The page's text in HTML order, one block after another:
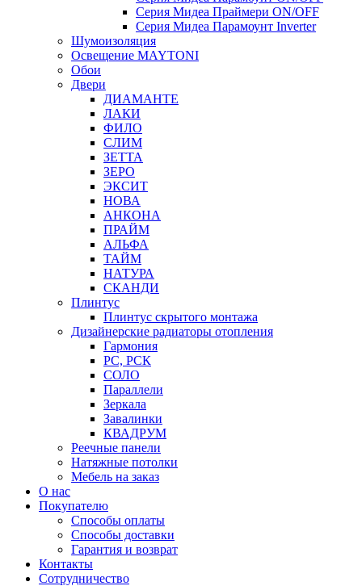
Серия Мидеа Праймери ON/OFF
Серия Мидеа Парамоунт Inverter
Шумоизоляция
Освещение MAYTONI
Обои
Двери
ДИАМАНТЕ
ЛАКИ
ФИЛО
СЛИМ
ЗЕТТА
ЗЕРО
ЭКСИТ
НОВА
АНКОНА
ПРАЙМ
АЛЬФА
ТАЙМ
НАТУРА
СКАНДИ
Плинтус
Плинтус скрытого монтажа
Дизайнерские радиаторы отопления
Гармония
РС, РСК
СОЛО
Параллели
Зеркала
Завалинки
КВАДРУМ
Реечные панели
Натяжные потолки
Мебель на заказ
О нас
Покупателю
Способы оплаты
Способы доставки
Гарантия и возврат
Контакты
Сотрудничество